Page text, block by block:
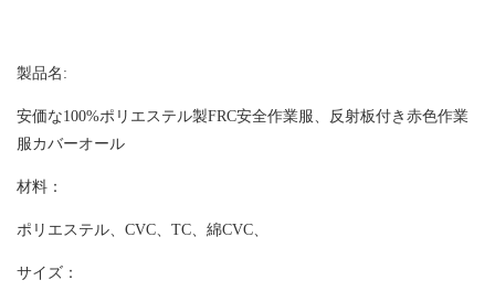
製品名:
安価な100%ポリエステル製FRC安全作業服、反射板付き赤色作業
服カバーオール
材料：
ポリエステル、CVC、TC、綿CVC、
サイズ：